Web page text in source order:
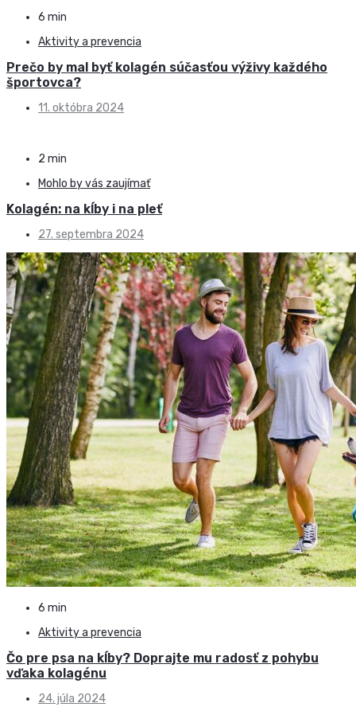
6 min
Aktivity a prevencia
Prečo by mal byť kolagén súčasťou výživy každého
športovca?
11. októbra 2024
2 min
Mohlo by vás zaujímať
Kolagén: na kĺby i na pleť
27. septembra 2024
6 min
Aktivity a prevencia
Čo pre psa na kĺby? Doprajte mu radosť z pohybu
vďaka kolagénu
24. júla 2024